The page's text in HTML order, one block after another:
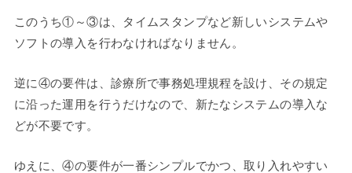
このうち①～③は、タイムスタンプなど新しいシステムや
ソフトの導入を行わなければなりません。
逆に④の要件は、診療所で事務処理規程を設け、その規定
に沿った運用を行うだけなので、新たなシステムの導入な
どが不要です。
ゆえに、④の要件が一番シンプルでかつ、取り入れやすい